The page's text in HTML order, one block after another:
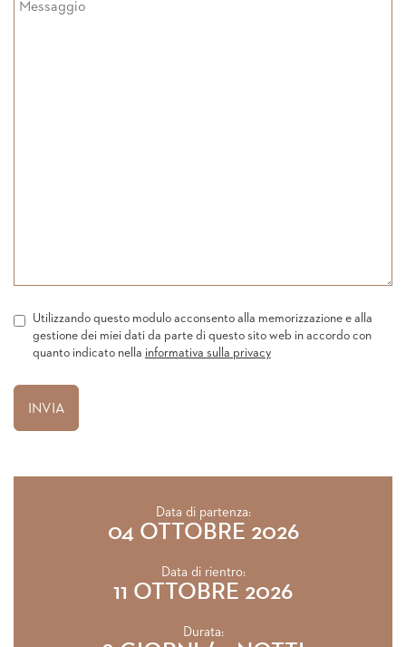
Utilizzando questo modulo acconsento alla memorizzazione e alla
gestione dei miei dati da parte di questo sito web in accordo con
quanto indicato nella informativa sulla privacy
Data di partenza:
04 OTTOBRE 2026
Data di rientro:
11 OTTOBRE 2026
Durata: